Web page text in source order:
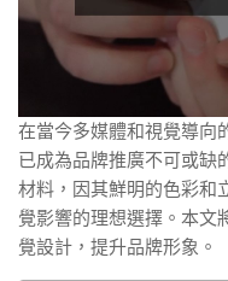
在當今多媒體和視覺導向
已成為品牌推廣不可或缺
材料，因其鮮明的色彩和
覺影響的理想選擇。本文
覺設計，提升品牌形象。